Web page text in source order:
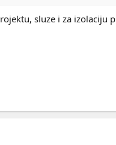
sluze i za